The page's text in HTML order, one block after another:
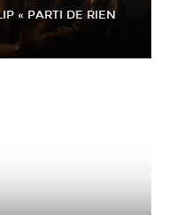
« PARTI DE RIEN